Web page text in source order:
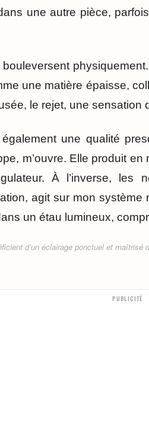
une autre pièce,
une matière épaisse,
le rejet, une sensation
une qualité
m’ouvre. Elle produit
À l’inverse, les
agit sur mon
un étau lumineux,
d’un éclairage ponctuel et maîtrisé
PUBLICITÉ